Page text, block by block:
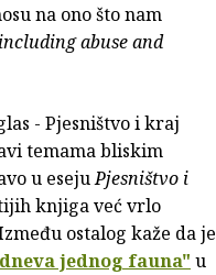
na ono što nam
abuse and
- Pjesništvo i kraj
temama bliskim
u esejuPjesništvo i
knjiga već vrlo
ostalog kaže da je
jednog fauna" u